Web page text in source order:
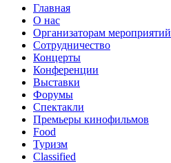
Skip
content
Главная
О нас
Организаторам мероприятий
Сотрудничество
Концерты
Конференции
Выставки
Форумы
Спектакли
Премьеры кинофильмов
Food
Туризм
Сlassified